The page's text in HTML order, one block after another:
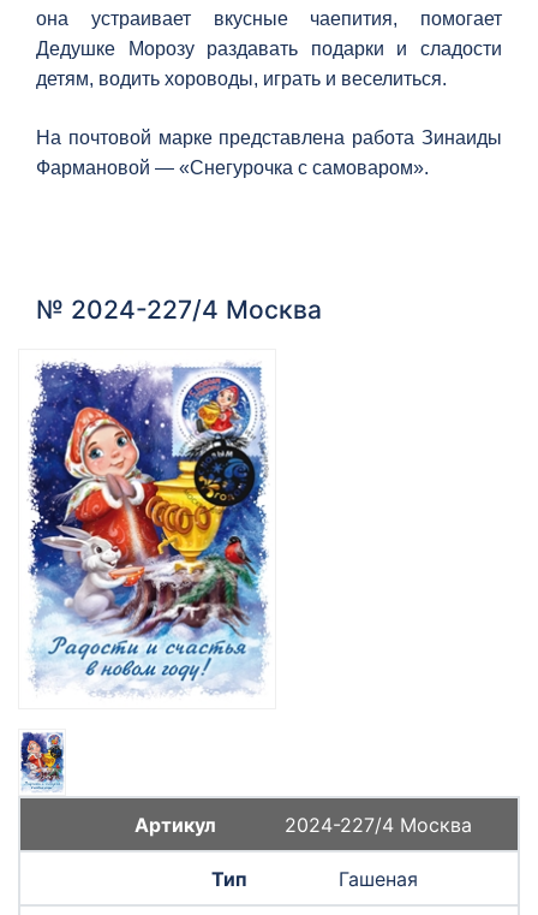
она устраивает вкусные чаепития, помогает
Дедушке Морозу раздавать подарки и сладости
детям, водить хороводы, играть и веселиться.
На почтовой марке представлена работа Зинаиды
Фармановой — «Снегурочка с самоваром».
№ 2024-227/4 Москва
2024-227/4 Москва
Гашеная